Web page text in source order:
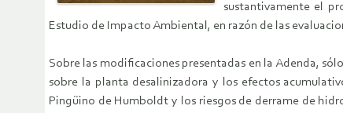
sustantivamente el
Estudio de Impacto Ambiental, en razón de las
Sobre las modificaciones presentadas en la Adenda,
sobre la planta desalinizadora y los efectos
Pingüino de Humboldt y los riesgos de derrame de